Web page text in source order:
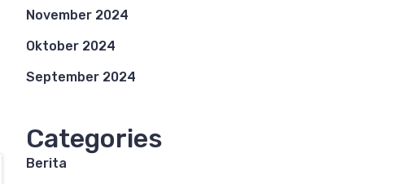
November 2024
Oktober 2024
September 2024
Categories
Berita